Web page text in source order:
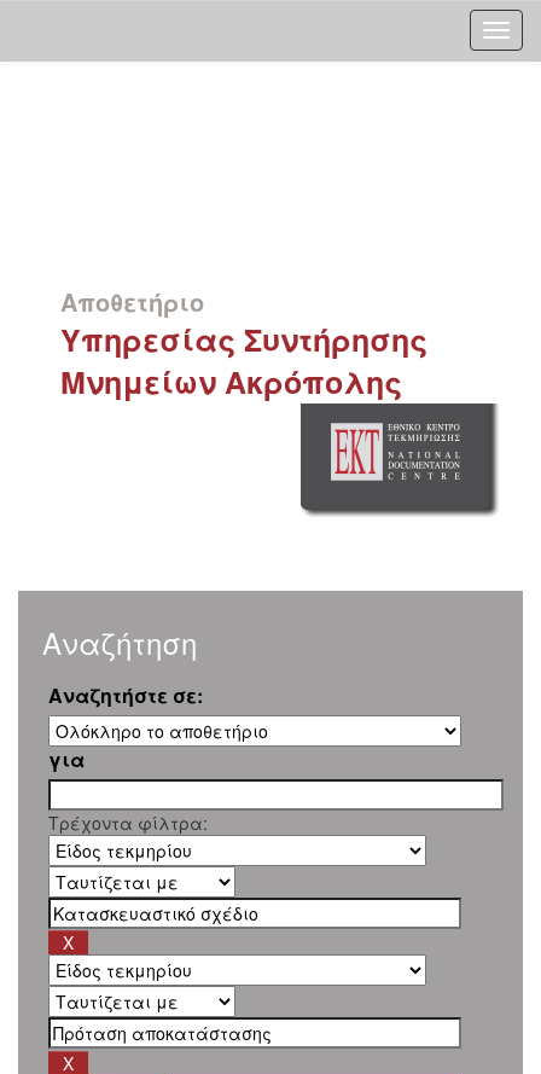
Αποθετήριο
Υπηρεσίας Συντήρησης
Μνημείων Ακρόπολης
Αναζήτηση
Αναζητήστε σε:
για
Τρέχοντα φίλτρα: